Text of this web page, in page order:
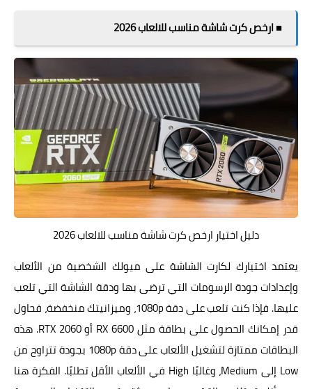
■ ارخص كرت شاشة مناسب للالعاب 2026
دليل اختيار ارخص كرت شاشة مناسب للالعاب 2026
يعتمد اختيارك لكارت الشاشة على ميولك الشخصية من الألعاب
وإعدادات جودة الرسومات التي ترضى بها ودقة الشاشة التي تلعب
عليها. فإذا كنت تلعب على دقة 1080p، وميزانيتك منخفضة، فحاول
قدر إمكانك الحصول على بطاقة مثل RX 6600 أو RTX 2060. هذه
البطاقات ممتازة لتشغيل الألعاب على دقة 1080p بجودة تتراوح من
Low إلى Medium، وغالبًا High في الألعاب الأقل تطلبًا. الفكرة هنا